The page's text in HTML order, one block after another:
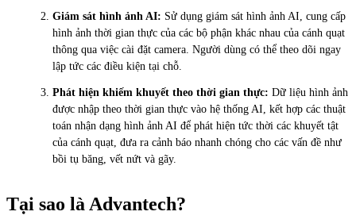
Giám sát hình ảnh AI: Sử dụng giám sát hình ảnh AI, cung cấp
hình ảnh thời gian thực của các bộ phận khác nhau của cánh quạt
thông qua việc cài đặt camera. Người dùng có thể theo dõi ngay
lập tức các điều kiện tại chỗ.
Phát hiện khiếm khuyết theo thời gian thực: Dữ liệu hình ảnh
được nhập theo thời gian thực vào hệ thống AI, kết hợp các thuật
toán nhận dạng hình ảnh AI để phát hiện tức thời các khuyết tật
của cánh quạt, đưa ra cảnh báo nhanh chóng cho các vấn đề như
bồi tụ băng, vết nứt và gãy.
Tại sao là Advantech?